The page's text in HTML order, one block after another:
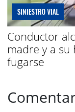
SINIESTRO VIAL
Conductor
madre y a su
fugarse